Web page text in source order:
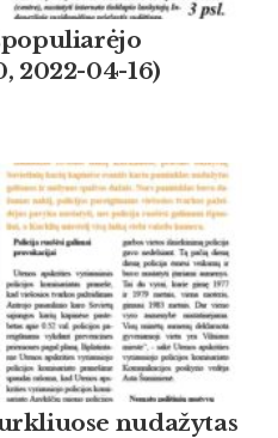
2022-04-16)
nudažytas